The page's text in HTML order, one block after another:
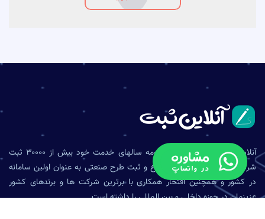
آنلاین ثبت مفتخر است در رزومه سالهای خدمت خود بیش از ۳۰۰۰۰ ثبت
شرکت ،بیش از ۱۰۰۰ ثبت اختراع و ثبت طرح صنعتی به عنوان اولین سامانه
در کشور و همچنین افتخار همکاری با برترین شرکت ها و برندهای کشور
عزیزمان در حوزه داخلی و بین المللی را داشته است .